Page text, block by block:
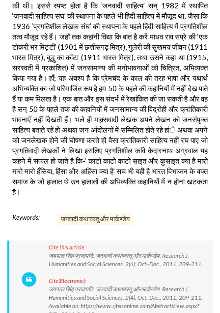
की थी। इससे स्पष्ट होता है कि ‘जनवादी साहित्य’ सन् 1982 में स्थापित
‘जनवादी साहित्य संघ’ की स्थापना के पहले भी हिंदी साहित्य में मौजूद था, जैसा कि
1936 ‘प्रगतिशील लेखक संघ’ की स्थापना के पहले हिंदी साहित्य में प्रगतिशील
तत्व मौजूद रहे हैं। जहाँ तक कहानी विद्या कि बात है करें माधव राव सप्रे की ‘एक
टोकरी भर मिट्टी’ (1901 में छत्तीसगढ़ मित्र), गुलेरी की सुखमय जीवन (1911
भारत मित्र), बुद्धु का काँटा (1911 भारत मित्र), तथा उसने कहा था (1915,
सरस्वती में प्रकाशित) में जनसामान्य की मनोभावनाओं को चित्रित, अभिव्यक्त
किया गया है। हाँ; यह अवश्य है कि प्रेमचंद के काल की तरह भाषा और यथार्थ
अभिव्यक्ति का जो परिमार्जित रूप है हम 50 के पहले की कहानियों में नहीं देख पाते
हैं या कम मिलता है। एक बात और इस संदर्भ में रेखांकित की जा सकती है और वह
है सन् 50 के पहले तक की कहानियों में जनसामान्य की विद्रोही और क्रांतिकारी
भावनाएँ नहीं दिखती हैं। भले ही माक्र्सवादी लेखक अपने लेखन को जनसंपृक्त
साहित्य बताते रहें हो अथवा जन आंदोलनों में सम्मिलित होते रहे हांे अथवा अपने
को जनलेखक होने की घोषणा करते हों वैसा क्रांतिकारी साहित्य नहीं रच पाए जो
प्रगतिवादी लेखकों ने लिखा इसलिए प्रगतिशील कवि केदारनाथ अग्रवाल यह
कहने में सफल हो जाते है कि-‘ काटो काटो काटो साइत और कुसाइत क्या है मारो
मारो मारो हँसिया, हिंसा और अहिंसा क्या है’ सच भी यही है भारत विभाजन के वक्त
समाज के जो हालात थे उन हालातों की अभिव्यक्ति कहानियों में न होना खटकता
है।
Keywords: जनवादी कथावस्तु और मार्कण्डेय
Cite this article:
जयपाल सिंह प्रजापति. जनवादी कथावस्तु और मार्कण्डेय. Research J.
Humanities and Social Sciences. 2(4): Oct.-Dec., 2011, 209-211.
Cite(Electronic):
जयपाल सिंह प्रजापति. जनवादी कथावस्तु और मार्कण्डेय. Research J.
Humanities and Social Sciences. 2(4): Oct.-Dec., 2011, 209-211.
Available on: https://www.rjhssonline.com/AbstractView.aspx?